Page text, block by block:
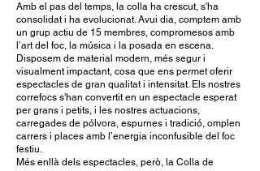
Amb el pas del temps, la colla ha crescut, s'ha
consolidat i ha evolucionat. Avui dia, comptem amb
un grup actiu de 15 membres, compromesos amb
l’art del foc, la música i la posada en escena.
Disposem de material modern, més segur i
visualment impactant, cosa que ens permet oferir
espectacles de gran qualitat i intensitat. Els nostres
correfocs s'han convertit en un espectacle esperat
per grans i petits, i les nostres actuacions,
carregades de pólvora, espurnes i tradició, omplen
carrers i places amb l’energia inconfusible del foc
festiu.
Més enllà dels espectacles, però, la Colla de